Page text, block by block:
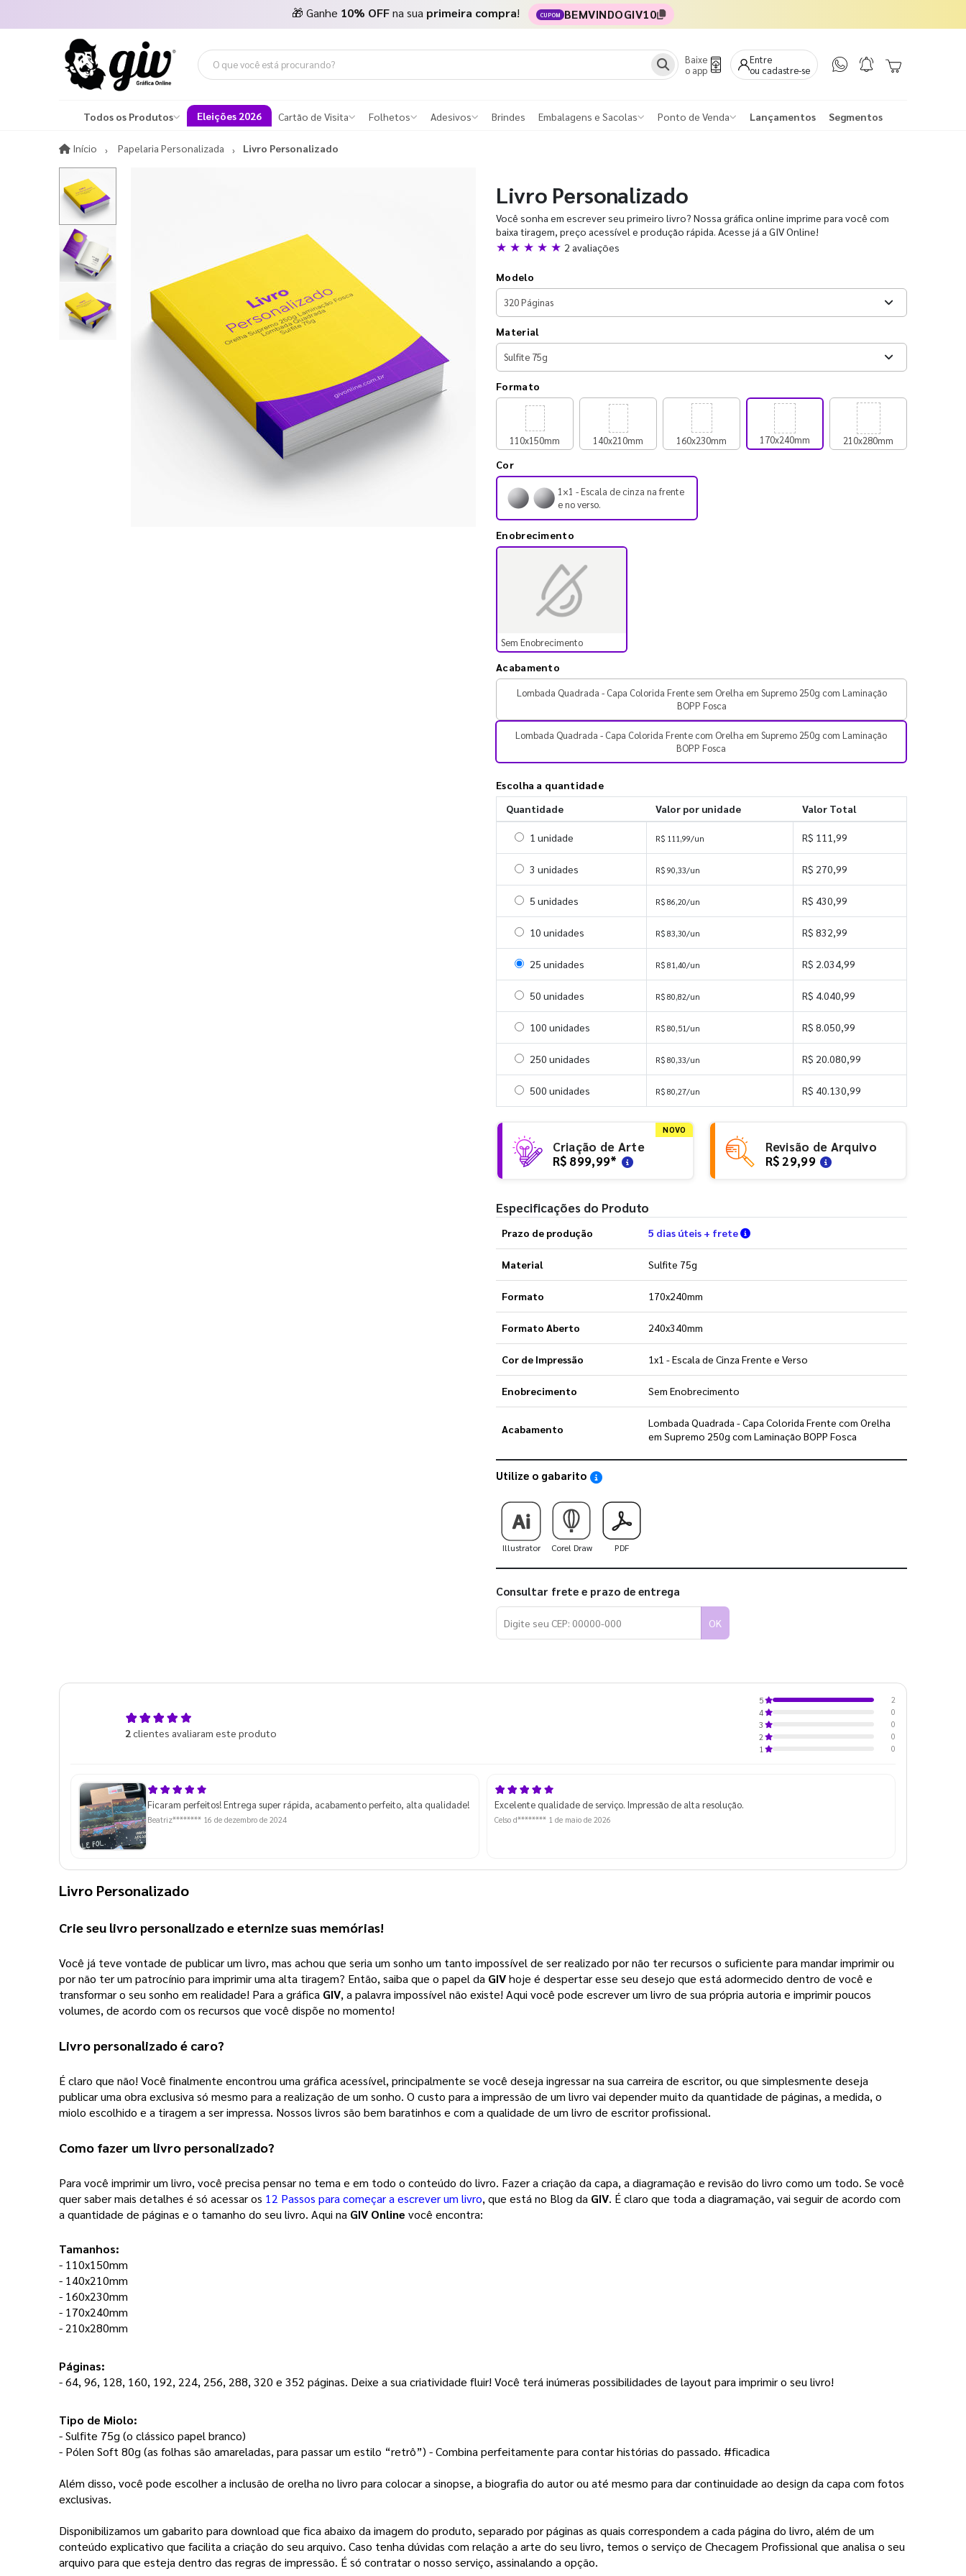
🎁 Ganhe 10% OFFna sua primeira compra! CUPOM BEMVINDOGIV10
Baixe
o app
Entre
ou cadastre-se
Todos os Produtos Eleições 2026 Cartão de Visita Folhetos Adesivos Brindes Embalagens e Sacolas Ponto de Venda Lançamentos Segmentos
Início InícioPapelaria Personalizada Livro Personalizado
Livro Personalizado
Você sonha em escrever seu primeiro livro? Nossa gráfica online imprime para você com
baixa tiragem, preço acessível e produção rápida. Acesse já a GIV Online!
★ ★ ★ ★ ★ 2 avaliações
Modelo
Material
Formato
110x150mm 140x210mm 160x230mm 170x240mm 210x280mm
Cor
1×1 - Escala de cinza na frente
e no verso.
Enobrecimento
Sem Enobrecimento
Acabamento
Lombada Quadrada - Capa Colorida Frente sem Orelha em Supremo 250g com Laminação
BOPP Fosca
Lombada Quadrada - Capa Colorida Frente com Orelha em Supremo 250g com Laminação
BOPP Fosca
Escolha a quantidade
Quantidade
Valor por unidade Valor Total
Selecionar 1 unidade
1 unidade R$ 111,99/un R$ 111,99
Selecionar 3 unidades
3 unidades R$ 90,33/un R$ 270,99
Selecionar 5 unidades
5 unidades R$ 86,20/un R$ 430,99
Selecionar 10 unidades
10 unidades R$ 83,30/un R$ 832,99
Selecionar 25 unidades
25 unidades R$ 81,40/un R$ 2.034,99
Selecionar 50 unidades
50 unidades R$ 80,82/un R$ 4.040,99
Selecionar 100 unidades
100 unidades R$ 80,51/un R$ 8.050,99
Selecionar 250 unidades
250 unidades R$ 80,33/un R$ 20.080,99
Selecionar 500 unidades
500 unidades R$ 80,27/un R$ 40.130,99
NOVO
Criação de Arte
R$ 899,99*
Revisão de Arquivo
R$ 29,99
Especificações do Produto
Prazo de produção 5 dias úteis + frete Verifique as condições de entrega
Material Sulfite 75g
Formato 170x240mm
Formato Aberto 240x340mm
Cor de Impressão 1x1 - Escala de Cinza Frente e Verso
Enobrecimento Sem Enobrecimento
Acabamento
Lombada Quadrada - Capa Colorida Frente com Orelha
em Supremo 250g com Laminação BOPP Fosca
Utilize o gabarito Saiba como utilizar os nossos gabaritos
Illustrator Corel Draw PDF
Consultar frete e prazo de entrega
OK
2 clientes avaliaram este produto
5
2
4
0
3
0
2
0
1
0
Ficaram perfeitos! Entrega super rápida, acabamento perfeito, alta qualidade!
Beatriz******** 16 de dezembro de 2024
Excelente qualidade de serviço. Impressão de alta resolução.
Celso d******** 1 de maio de 2026
Livro Personalizado
Crie seu livro personalizado e eternize suas memórias!
Você já teve vontade de publicar um livro, mas achou que seria um sonho um tanto impossível de ser realizado por não ter recursos o suficiente para mandar imprimir ou
por não ter um patrocínio para imprimir uma alta tiragem? Então, saiba que o papel da GIVhoje é despertar esse seu desejo que está adormecido dentro de você e
transformar o seu sonho em realidade! Para a gráfica GIV, a palavra impossível não existe! Aqui você pode escrever um livro de sua própria autoria e imprimir poucos
volumes, de acordo com os recursos que você dispõe no momento!
Livro personalizado é caro?
É claro que não! Você finalmente encontrou uma gráfica acessível, principalmente se você deseja ingressar na sua carreira de escritor, ou que simplesmente deseja
publicar uma obra exclusiva só mesmo para a realização de um sonho. O custo para a impressão de um livro vai depender muito da quantidade de páginas, a medida, o
miolo escolhido e a tiragem a ser impressa. Nossos livros são bem baratinhos e com a qualidade de um livro de escritor profissional.
Como fazer um livro personalizado?
Para você imprimir um livro, você precisa pensar no tema e em todo o conteúdo do livro. Fazer a criação da capa, a diagramação e revisão do livro como um todo. Se você
quer saber mais detalhes é só acessar os 12 Passos para começar a escrever um livro, que está no Blog da GIV. É claro que toda a diagramação, vai seguir de acordo com
a quantidade de páginas e o tamanho do seu livro. Aqui na GIV Online você encontra:
Tamanhos:
- 110x150mm
- 140x210mm
- 160x230mm
- 170x240mm
- 210x280mm
Páginas:
- 64, 96, 128, 160, 192, 224, 256, 288, 320 e 352 páginas. Deixe a sua criatividade fluir! Você terá inúmeras possibilidades de layout para imprimir o seu livro!
Tipo de Miolo:
- Sulfite 75g (o clássico papel branco)
- Pólen Soft 80g (as folhas são amareladas, para passar um estilo “retrô”) - Combina perfeitamente para contar histórias do passado. #ficadica
Além disso, você pode escolher a inclusão de orelha no livro para colocar a sinopse, a biografia do autor ou até mesmo para dar continuidade ao design da capa com fotos
exclusivas.
Disponibilizamos um gabarito para download que fica abaixo da imagem do produto, separado por páginas as quais correspondem a cada página do livro, além de um
conteúdo explicativo que facilita a criação do seu arquivo. Caso tenha dúvidas com relação a arte do seu livro, temos o serviço de Checagem Profissional que analisa o seu
arquivo para que esteja dentro das regras de impressão. É só contratar o nosso serviço, assinalando a opção.